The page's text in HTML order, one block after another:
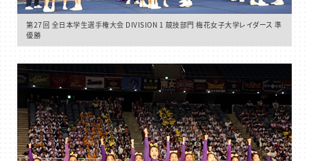
第27回 全日本学生選手権大会 DIVISION 1 競技部門 梅花女子大学レイダース 準
優勝